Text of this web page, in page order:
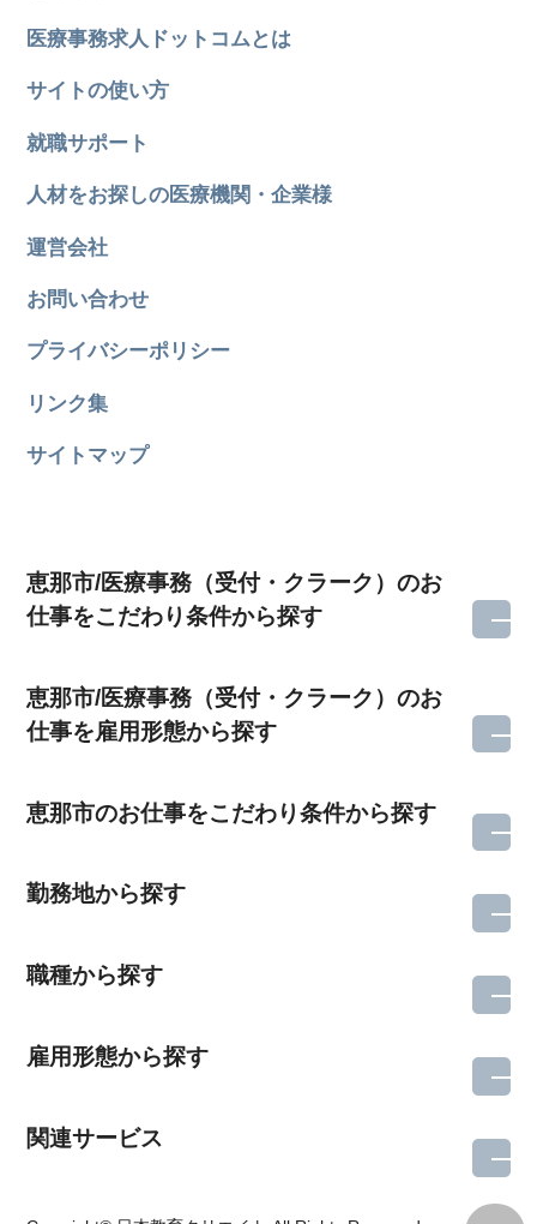
医療事務求人ドットコムとは
サイトの使い方
就職サポート
人材をお探しの医療機関・企業様
運営会社
お問い合わせ
プライバシーポリシー
リンク集
サイトマップ
恵那市/医療事務（受付・クラーク）のお
仕事をこだわり条件から探す
恵那市/医療事務（受付・クラーク）のお
仕事を雇用形態から探す
恵那市のお仕事をこだわり条件から探す
勤務地から探す
職種から探す
雇用形態から探す
関連サービス
所在地のエリアを選択してください